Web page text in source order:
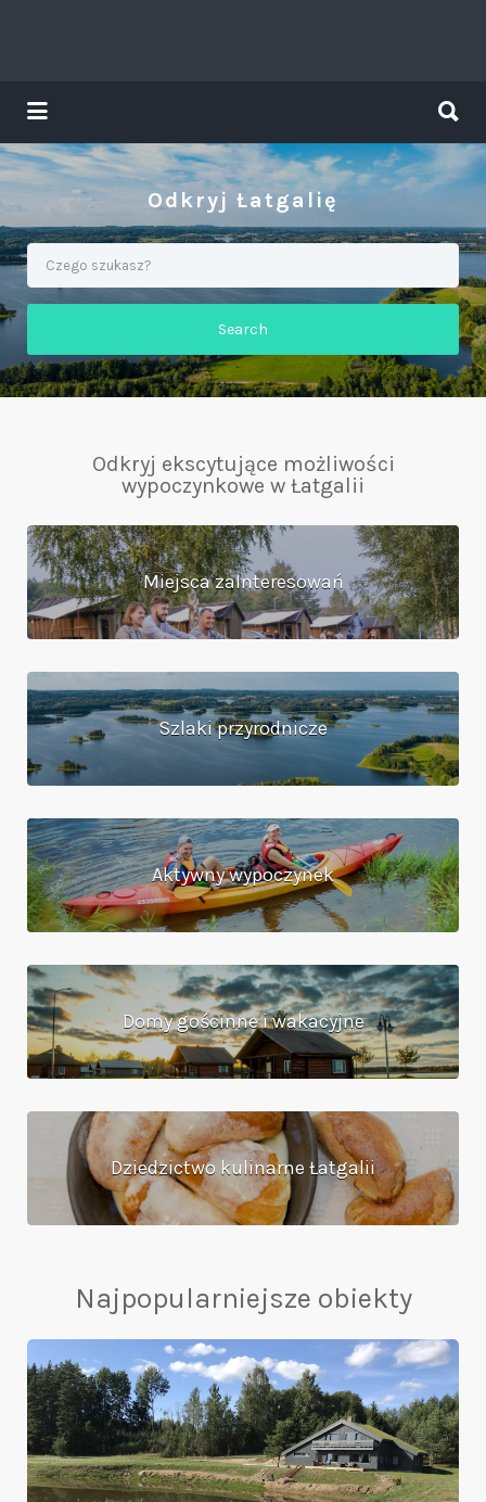
Tavs brīvdienu ceļvedis
for:
Odkryj Łatgalię
Search
Odkryj ekscytujące możliwości
wypoczynkowe w Łatgalii
Miejsca zaInteresowań
Szlaki przyrodnicze
Aktywny wypoczynek
Domy gościnne i wakacyjne
Dziedzictwo kulinarne Łatgalii
Najpopularniejsze obiekty
Park
wypoczynkowy
„Priežvanagi”